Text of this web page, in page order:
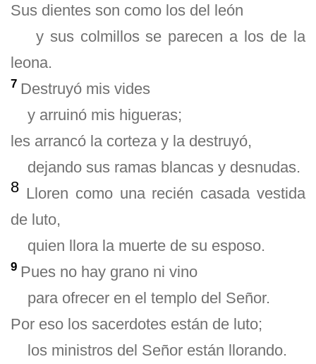
Sus dientes son como los del león
y sus colmillos se parecen a los de la
leona.
7 Destruyó mis vides
y arruinó mis higueras;
les arrancó la corteza y la destruyó,
dejando sus ramas blancas y desnudas.
8 Lloren como una recién casada vestida
de luto,
quien llora la muerte de su esposo.
9 Pues no hay grano ni vino
para ofrecer en el templo del Señor.
Por eso los sacerdotes están de luto;
los ministros del Señor están llorando.